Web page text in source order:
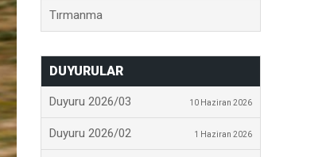
Tırmanma
DUYURULAR
Duyuru 2026/03 10 Haziran 2026
Duyuru 2026/02 1 Haziran 2026